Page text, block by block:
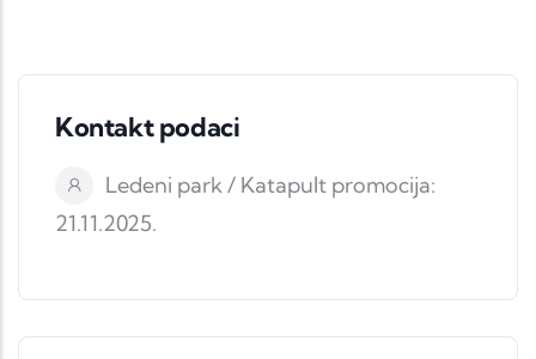
Kontakt podaci
Ledeni park / Katapult promocija:
21.11.2025.